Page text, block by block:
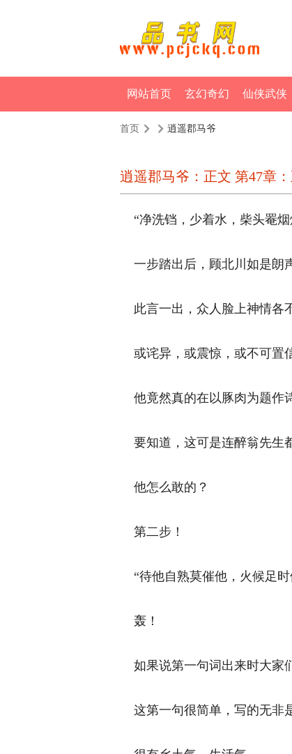
网站首页 玄幻奇幻 仙侠武侠
首页 逍遥郡马爷
逍遥郡马爷：正文 第47章
“净洗铛，少着水，柴头罨烟
一步踏出后，顾北川如是朗
此言一出，众人脸上神情各
或诧异，或震惊，或不可置
他竟然真的在以豚肉为题作
要知道，这可是连醉翁先生
他怎么敢的？
第二步！
“待他自熟莫催他，火候足时
轰！
如果说第一句词出来时大家
这第一句很简单，写的无非